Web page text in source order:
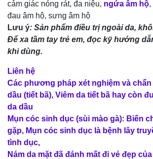
cảm giác nóng rát, đa niệu, ngứa âm hộ,
đau âm hộ, sưng âm hộ
Lưu ý: Sản phẩm điều trị ngoài da,
Để xa tầm tay trẻ em, đọc kỹ hướng
khi dùng.
Liên hệ
Các phương pháp xét nghiệm và chẩn
dầu (tiết bã), Viêm da tiết bã hay còn
da dầu
Mụn cóc sinh dục (sùi mào gà): Biến
gặp, Mụn cóc sinh dục là bệnh lây
tình dục,
Nám da mặt đã đánh mất đi vẻ đẹp